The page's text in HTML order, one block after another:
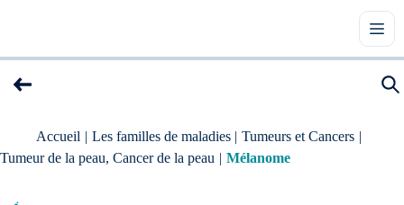
Accueil | Les familles de maladies | Tumeurs et Cancers |
Tumeur de la peau, Cancer de la peau | Mélanome